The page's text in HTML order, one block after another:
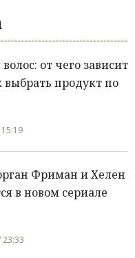
от чего зависит
выбрать продукт по
Фриман и Хелен
в новом сериале